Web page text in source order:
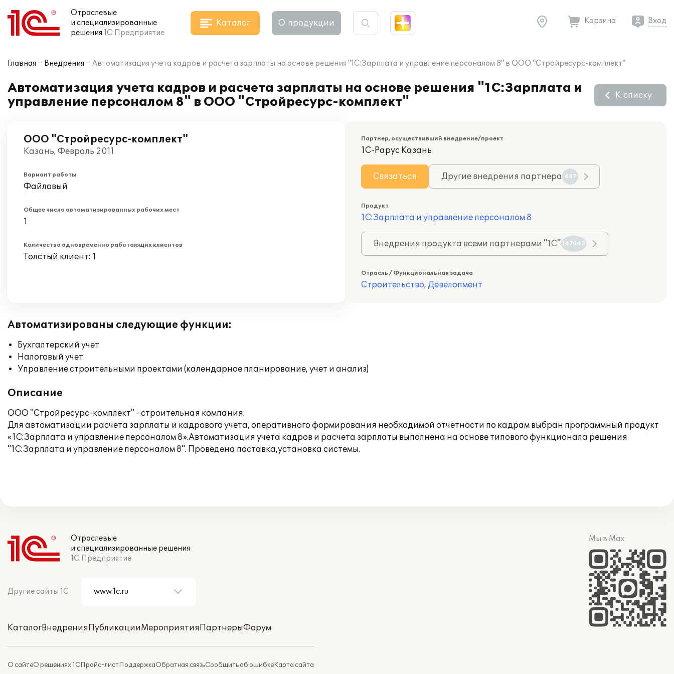
Отраслевые
и специализированные
решения 1С:Предприятие
Каталог О продукции Корзина Вход
Главная Внедрения Автоматизация учета кадров и расчета зарплаты на основе решения "1С:Зарплата и управление персоналом 8" в ООО "Стройресурс-комплект"
Автоматизация учета кадров и расчета зарплаты на основе решения "1С:Зарплата и
управление персоналом 8" в ООО "Стройресурс-комплект"
К списку
ООО "Стройресурс-комплект"
Казань, Февраль 2011
Вариант работы
Файловый
Общее число автоматизированных рабочих мест
1
Количество одновременно работающих клиентов
Толстый клиент: 1
Партнер, осуществивший внедрение/проект
1С-Рарус Казань
Связаться Другие внедрения партнера 487
Продукт
1С:Зарплата и управление персоналом 8
Внедрения продукта всеми партнерами "1С" 147043
Отрасль / Функциональная задача
Строительство, Девелопмент
Автоматизированы следующие функции:
Бухгалтерский учет
Налоговый учет
Управление строительными проектами (календарное планирование, учет и анализ)
Описание
ООО "Стройресурс-комплект" - строительная компания.
Для автоматизации расчета зарплаты и кадрового учета, оперативного формирования необходимой отчетности по кадрам выбран программный продукт
«1С:Зарплата и управление персоналом 8».Автоматизация учета кадров и расчета зарплаты выполнена на основе типового функционала решения
"1С:Зарплата и управление персоналом 8". Проведена поставка,установка системы.
Отраслевые
и специализированные решения
1С:Предприятие
Другие сайты 1С
КаталогВнедренияПубликацииМероприятияПартнерыФорум
О сайтеО решениях 1СПрайс-листПоддержкаОбратная связьСообщить об ошибкеКарта сайта
Мы в Max